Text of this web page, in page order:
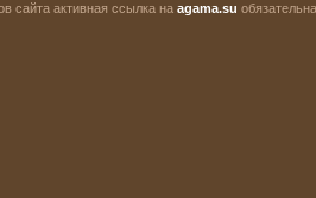
сайта активная ссылка на agama.su